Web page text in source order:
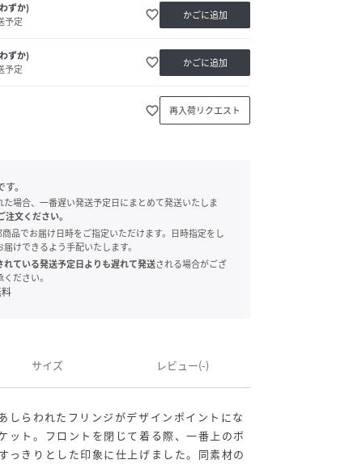
ずか)
予定
favorite_border かごに追加
ずか)
予定
favorite_border かごに追加
favorite_border 再入荷リクエスト
。
場合、一番遅い発送予定日にまとめて発送いたしま
文ください。
品でお届け日時をご指定いただけます。日時指定をし
けできるよう手配いたします。
ている発送予定日よりも遅れて発送される場合がござ
ださい。
サイズ レビュー(-)
しらわれたフリンジがデザインポイントにな
ット。フロントを閉じて着る際、一番上のボ
っきりとした印象に仕上げました。同素材の